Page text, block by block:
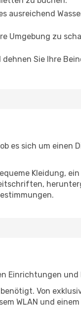
ausreichend
Umgebung zu
Sie Ihre
es sich um einen
Kleidung,
Einrichtungen
Von
WLAN und